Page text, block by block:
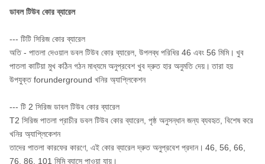
ডাবল টিউব কোর ব্যারেল
--- টিটি সিরিজ কোর ব্যারেল
অতি - পাতলা দেওয়াল ডবল টিউব কোর ব্যারেল, উপলব্ধ পরিধির 46 এবং 56 মিমি। খুব
পাতলা কাটিয়া মুখ কঠিন গঠন মাধ্যমে অনুপ্রবেশ খুব দ্রুত হার অনুমতি দেয়। তারা হয়
উপযুক্ত forunderground খনির অ্যাপ্লিকেশন
--- টি 2 সিরিজ ডাবল টিউব কোর ব্যারেল
T2 সিরিজ পাতলা প্রাচীর ডবল টিউব কোর ব্যারেল, পৃষ্ঠ অনুসন্ধান জন্য ব্যবহৃত, বিশেষ করে
খনির অ্যাপ্লিকেশন
তাদের পাতলা কারফের কারণে, এই কোর ব্যারেল দ্রুত অনুপ্রবেশ প্রদান। 46, 56, 66,
76, 86, 101 মিমি ব্যাসে পাওয়া যায়।